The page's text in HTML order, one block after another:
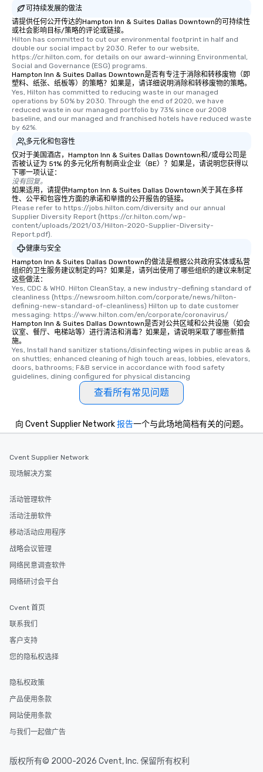
可持续发展的做法
请提供任何公开传达的Hampton Inn & Suites Dallas Downtown的可持续性
或社会影响目标/策略的评论或链接。
Hilton has committed to cut our environmental footprint in half and
double our social impact by 2030. Refer to our website,
https://cr.hilton.com, for details on our award-winning Environmental,
Social and Governance (ESG) programs.
Hampton Inn & Suites Dallas Downtown是否有专注于消除和转移废物（即
塑料、纸张、纸板等）的策略？如果是，请详细说明消除和转移废物的策略。
Yes, Hilton has committed to reducing waste in our managed
operations by 50% by 2030. Through the end of 2020, we have
reduced waste in our managed portfolio by 73% since our 2008
baseline, and our managed and franchised hotels have reduced waste
by 62%.
多元化和包容性
仅对于美国酒店，Hampton Inn & Suites Dallas Downtown和/或母公司是
否被认证为 51% 的多元化所有制商业企业（BE）？如果是，请说明您获得以
下哪一项认证：
没有回复。
如果适用，请提供Hampton Inn & Suites Dallas Downtown关于其在多样
性、公平和包容性方面的承诺和举措的公开报告的链接。
Please refer to https://jobs.hilton.com/diversity and our annual
Supplier Diversity Report (https://cr.hilton.com/wp-
content/uploads/2021/03/Hilton-2020-Supplier-Diversity-
Report.pdf).
健康与安全
Hampton Inn & Suites Dallas Downtown的做法是根据公共政府实体或私营
组织的卫生服务建议制定的吗？如果是，请列出使用了哪些组织的建议来制定
这些做法：
Yes, CDC & WHO. Hilton CleanStay, a new industry-defining standard of
cleanliness (https://newsroom.hilton.com/corporate/news/hilton-
defining-new-standard-of-cleanliness) Hilton up to date customer
messaging: https://www.hilton.com/en/corporate/coronavirus/
Hampton Inn & Suites Dallas Downtown是否对公共区域和公共设施（如会
议室、餐厅、电梯站等）进行清洁和消毒？如果是，请说明采取了哪些新措
施。
Yes, Install hand sanitizer stations/disinfecting wipes in public areas &
on shuttles; enhanced cleaning of high touch areas, lobbies, elevators,
doors, bathrooms; F&B service in accordance with food safety
guidelines, dining configured for physical distancing
查看所有常见问题
向 Cvent Supplier Network报告一个与此场地简档有关的问题。
Cvent Supplier Network
现场解决方案
活动管理软件
活动注册软件
移动活动应用程序
战略会议管理
网络民意调查软件
网络研讨会平台
Cvent 首页
联系我们
客户支持
您的隐私权选择
隐私权政策
产品使用条款
网站使用条款
与我们一起做广告
版权所有© 2000-2026 Cvent, Inc. 保留所有权利